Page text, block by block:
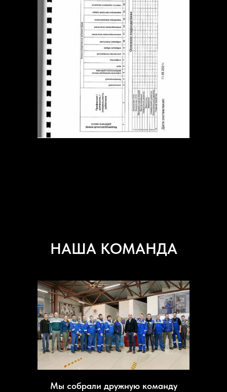
НАША КОМАНДА
Мы собрали дружную команду